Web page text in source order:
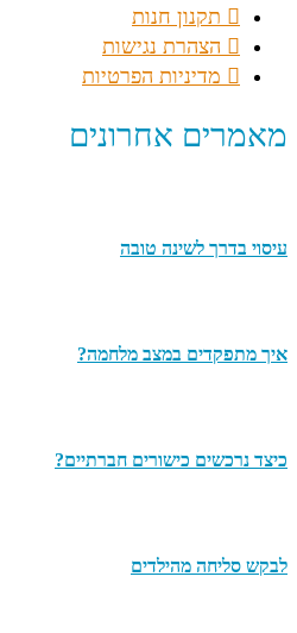
תקנון חנות
הצהרת נגישות
מדיניות הפרטיות
מאמרים אחרונים
עיסוי בדרך לשינה טובה
איך מתפקדים במצב מלחמה?
כיצד נרכשים כישורים חברתיים?
לבקש סליחה מהילדים